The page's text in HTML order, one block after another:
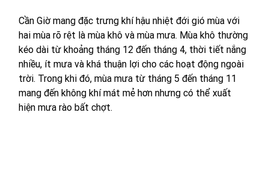
Cần Giờ mang đặc trưng khí hậu nhiệt đới gió mùa với
hai mùa rõ rệt là mùa khô và mùa mưa. Mùa khô thường
kéo dài từ khoảng tháng 12 đến tháng 4, thời tiết nắng
nhiều, ít mưa và khá thuận lợi cho các hoạt động ngoài
trời. Trong khi đó, mùa mưa từ tháng 5 đến tháng 11
mang đến không khí mát mẻ hơn nhưng có thể xuất
hiện mưa rào bất chợt.